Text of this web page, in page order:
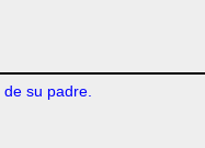
su padre.